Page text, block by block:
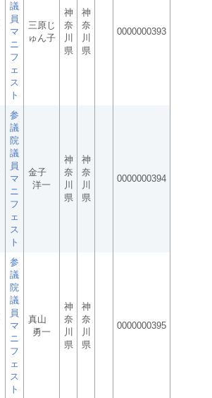
議
員
マ
ニ
フ
ェ
ス
ト
三原じ
ゅん子
神
奈
川
県
神
奈
川
県
0000000393
参
議
院
議
員
マ
ニ
フ
ェ
ス
ト
金子
洋一
神
奈
川
県
神
奈
川
県
0000000394
参
議
院
議
員
マ
ニ
フ
ェ
ス
ト
真山
勇一
神
奈
川
県
神
奈
川
県
0000000395